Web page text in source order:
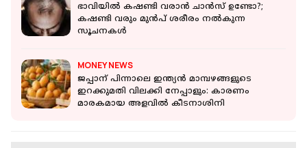
ഭാവിയില്‍ കഷണ്ടി വരാന്‍ ചാന്‍സ് ഉണ്ടോ?;
കഷണ്ടി വരും മുന്‍പ് ശരീരം നല്‍കുന്ന
സൂചനകള്‍
MONEY NEWS
ജപ്പാന് പിന്നാലെ ഇന്ത്യന്‍ മാമ്പഴങ്ങളുടെ
ഇറക്കുമതി വിലക്കി നേപ്പാളും: കാരണം
മാരകമായ അളവിൽ കീടനാശിനി